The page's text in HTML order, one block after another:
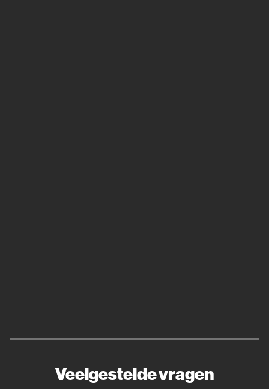
Veelgestelde vragen